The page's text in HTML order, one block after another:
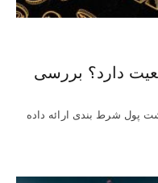
دارد؟ بررسی
پول شرط بندی ارائه داده